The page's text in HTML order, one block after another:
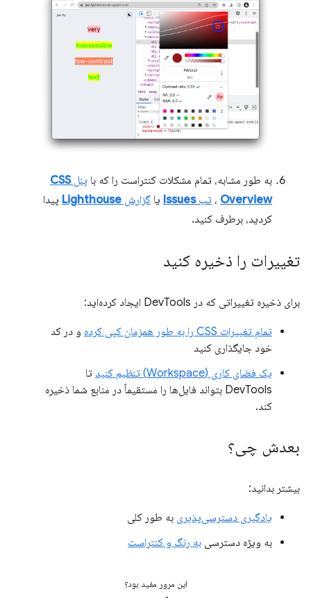
به طور مشابه، تمام مشکلات کنتراست را که با پنلCSS
Overview ، تبIssues یا گزارش Lighthouse پیدا
کردید، برطرف کنید.
تغییرات را ذخیره کنید
برای ذخیره تغییراتی که در DevTools ایجاد کرده‌اید:
تمام تغییرات CSS را به طور همزمان کپی کرده
و در کد
خود جایگذاری کنید
یک فضای کاری (Workspace) تنظیم کنید
تا
DevTools بتواند فایل‌ها را مستقیماً در منابع شما ذخیره
کند.
بعدش چی؟
بیشتر بدانید:
یادگیری دسترسی‌پذیری به طور کلی
به ویژه دسترسی به رنگ و کنتراست
این مرور مفید بود؟